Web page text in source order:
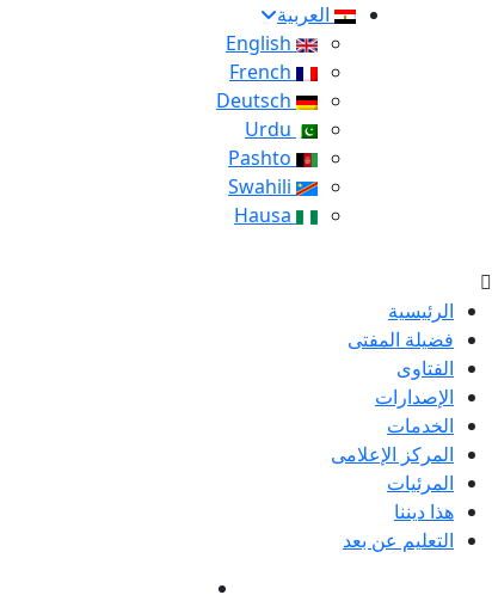
العربية
الرئيسية
فضيلة المفتى
الفتاوى
الإصدارات
الخدمات
المركز الإعلامى
المرئيات
هذا ديننا
التعليم عن بعد